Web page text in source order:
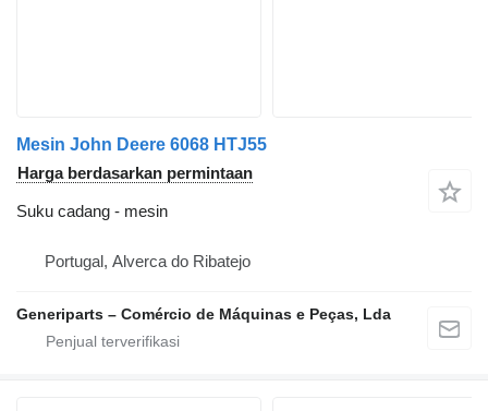
Mesin John Deere 6068 HTJ55
Harga berdasarkan permintaan
Suku cadang - mesin
Portugal, Alverca do Ribatejo
Generiparts – Comércio de Máquinas e Peças, Lda